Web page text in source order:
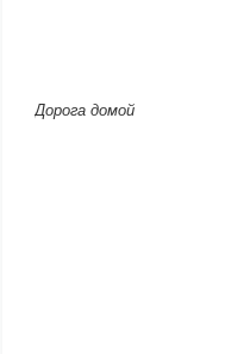
Дорога домой